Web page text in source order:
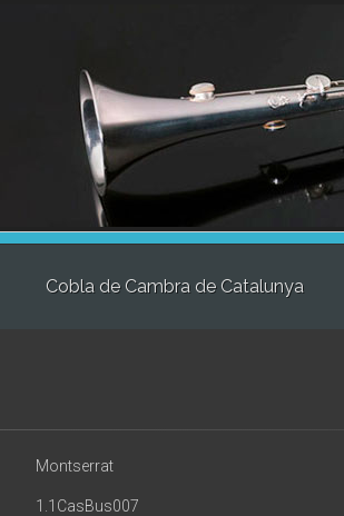
Cobla de Cambra de Catalunya
Montserrat
1.1CasBus007